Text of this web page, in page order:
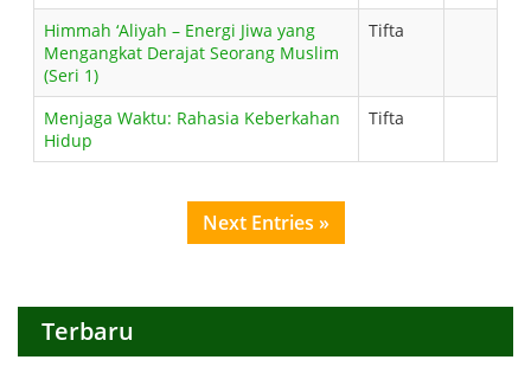
Himmah ‘Aliyah – Energi Jiwa yang
Mengangkat Derajat Seorang Muslim
(Seri 1)
Tifta
Menjaga Waktu: Rahasia Keberkahan
Hidup
Tifta
Next Entries »
Terbaru